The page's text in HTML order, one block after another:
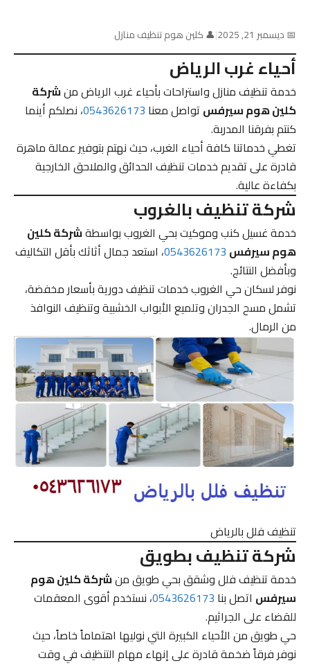
📅 ديسمبر 21, 2025 |👤 كلين هوم تنظيف منازل
أحياء غرب الرياض
خدمة تنظيف منازل واستراحات بأحياء غرب الرياض منشركة
كلين هوم سيرفستواصل معنا0543626173، نصلكم أينما
كنتم بفرقنا المدربة.
تغطي خدماتنا كافة أحياء الغرب، حيث نهتم بتوفير عمالة ماهرة
قادرة على تقديم خدمات تنظيف الحدائق والملاحق الخارجية
بكفاءة عالية.
شركة تنظيف بالغروب
خدمة غسيل كنب وموكيت بحي الغروب بواسطةشركة كلين
هوم سيرفس0543626173، استعد جمال أثاثك بأقل التكاليف
وبأفضل النتائج.
نوفر لسكان حي الغروب خدمات تنظيف دورية بأسعار مخفضة،
تشمل مسح الجدران وتلميع الأبواب الخشبية وتنظيف النوافذ
من الرمال.
تنظيف فلل بالرياض
شركة تنظيف بطويق
خدمة تنظيف فلل وشقق بحي طويق منشركة كلين هوم
سيرفساتصل بنا0543626173، نستخدم أقوى المعقمات
للقضاء على الجراثيم.
حي طويق من الأحياء الكبيرة التي نوليها اهتماماً خاصاً، حيث
نوفر فرقاً ضخمة قادرة على إنهاء مهام التنظيف في وقت